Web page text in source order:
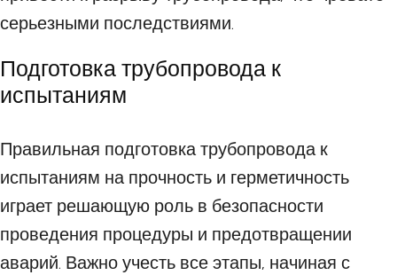
серьезными последствиями.
Подготовка трубопровода к
испытаниям
Правильная подготовка трубопровода к
испытаниям на прочность и герметичность
играет решающую роль в безопасности
проведения процедуры и предотвращении
аварий. Важно учесть все этапы, начиная с